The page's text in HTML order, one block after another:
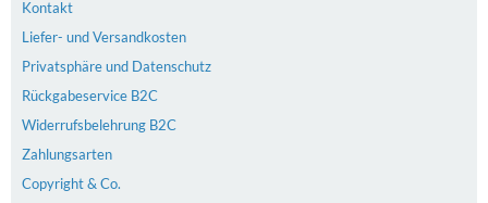
Kontakt
Liefer- und Versandkosten
Privatsphäre und Datenschutz
Rückgabeservice B2C
Widerrufsbelehrung B2C
Zahlungsarten
Copyright & Co.